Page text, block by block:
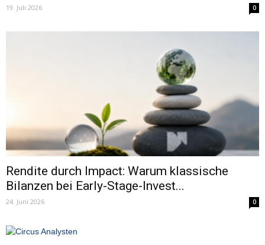
19. Juli 2026 0
Rendite durch Impact: Warum klassische
Bilanzen bei Early-Stage-Invest...
24. Juni 2026 0